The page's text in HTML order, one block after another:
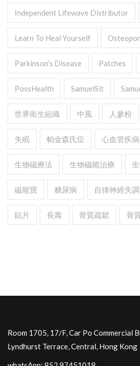
Independent Lifewave Distributor
Learn To Heal Yourself
Parkinson’s Disease Patches
PossHealth SamuelSit
世界衛生組織 中風 人參粉
失眠 帕金森氏症 心血管疾病
生物磁療法 生物磁能治療
磁能寶 糖尿病 自律神經失調
貼片 長壽 骨質疏鬆 骨
Room 1705, 17/F, Car Po Commercial
Lyndhurst Terrace, Central, Hong Kong